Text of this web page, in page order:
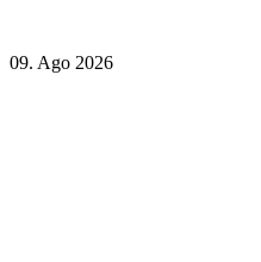
09. Ago 2026